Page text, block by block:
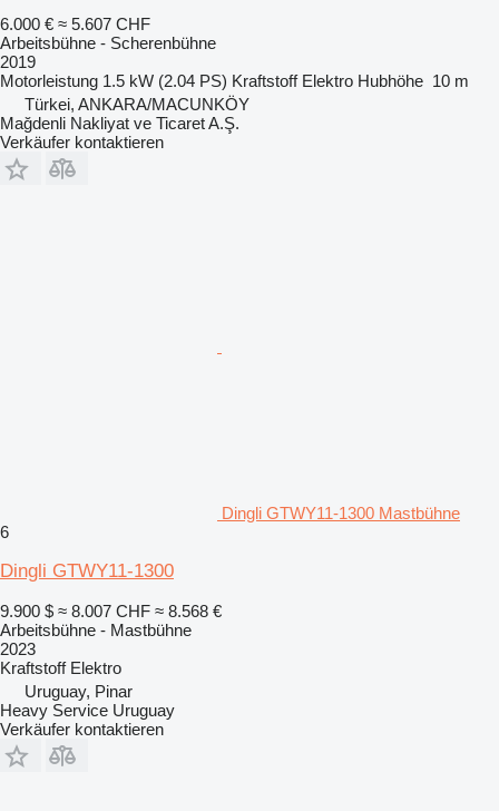
6.000 € ≈ 5.607 CHF
Arbeitsbühne - Scherenbühne
2019
Motorleistung 1.5 kW (2.04 PS) Kraftstoff Elektro Hubhöhe 10 m
Türkei, ANKARA/MACUNKÖY
Mağdenli Nakliyat ve Ticaret A.Ş.
Verkäufer kontaktieren
Dingli GTWY11-1300 Mastbühne
6
Dingli GTWY11-1300
9.900 $ ≈ 8.007 CHF ≈ 8.568 €
Arbeitsbühne - Mastbühne
2023
Kraftstoff Elektro
Uruguay, Pinar
Heavy Service Uruguay
Verkäufer kontaktieren